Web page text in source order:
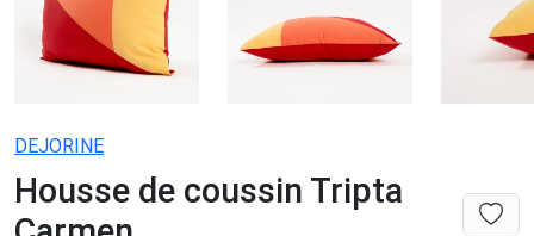
DEJORINE
Housse de coussin Tripta